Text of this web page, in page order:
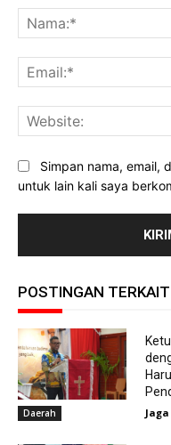
Simpan nama, email,
untuk lain kali saya
POSTINGAN TERKAIT
Daerah